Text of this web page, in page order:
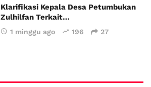
Klarifikasi Kepala Desa Petumbukan
Zulhilfan Terkait…
1 minggu ago 196 27